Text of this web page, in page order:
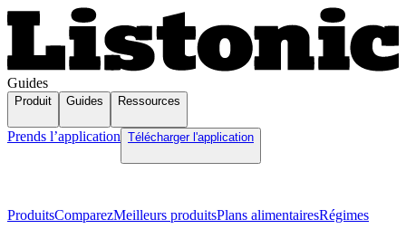
Guides
Produit Guides Ressources
Prends l’application Télécharger l'application
ProduitsComparezMeilleurs produitsPlans alimentairesRégimes